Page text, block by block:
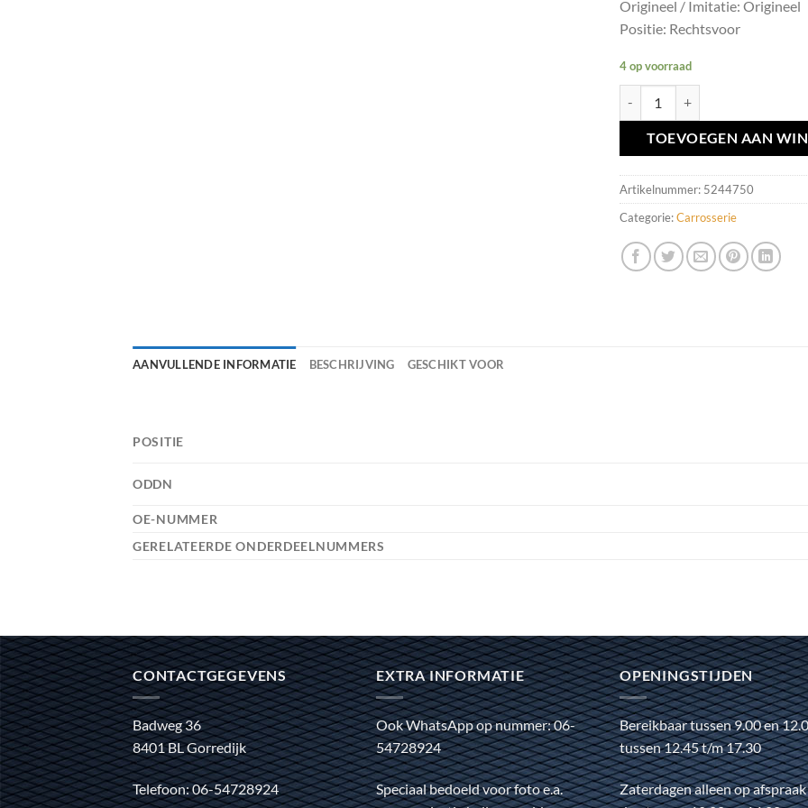
Origineel / Imitatie: Origineel
Positie: Rechtsvoor
4 op voorraad
TOEVOEGEN AAN
Artikelnummer: 5244750
Categorie:Carrosserie
AANVULLENDE INFORMATIE BESCHRIJVING GESCHIKT VOOR
POSITIE
ODDN
OE-NUMMER
GERELATEERDE ONDERDEELNUMMERS
CONTACTGEGEVENS
Badweg 36
8401 BL Gorredijk
Telefoon: 06-54728924
EXTRA INFORMATIE
Ook WhatsApp op nummer: 06-
54728924
Speciaal bedoeld voor foto e.a.
OPENINGSTIJDEN
Bereikbaar tussen 9.00 en
tussen 12.45 t/m 17.30
Zaterdagen alleen op